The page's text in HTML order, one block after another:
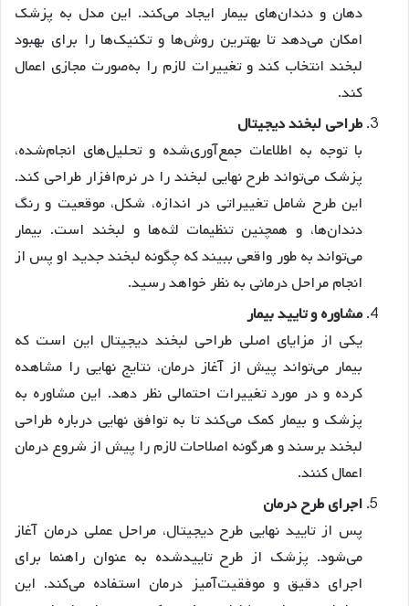
دهان و دندان‌های بیمار ایجاد می‌کند. این مدل به پزشک
امکان می‌دهد تا بهترین روش‌ها و تکنیک‌ها را برای بهبود
لبخند انتخاب کند و تغییرات لازم را به‌صورت مجازی اعمال
کند.
طراحی لبخند دیجیتال
با توجه به اطلاعات جمع‌آوری‌شده و تحلیل‌های انجام‌شده،
پزشک می‌تواند طرح نهایی لبخند را در نرم‌افزار طراحی کند.
این طرح شامل تغییراتی در اندازه، شکل، موقعیت و رنگ
دندان‌ها، و همچنین تنظیمات لثه‌ها و لبخند است. بیمار
می‌تواند به طور واقعی ببیند که چگونه لبخند جدید او پس از
انجام مراحل درمانی به نظر خواهد رسید.
مشاوره و تایید بیمار
یکی از مزایای اصلی طراحی لبخند دیجیتال این است که
بیمار می‌تواند پیش از آغاز درمان، نتایج نهایی را مشاهده
کرده و در مورد تغییرات احتمالی نظر دهد. این مشاوره به
پزشک و بیمار کمک می‌کند تا به توافق نهایی درباره طراحی
لبخند برسند و هرگونه اصلاحات لازم را پیش از شروع درمان
اعمال کنند.
اجرای طرح درمان
پس از تایید نهایی طرح دیجیتال، مراحل عملی درمان آغاز
می‌شود. پزشک از طرح تاییدشده به عنوان راهنما برای
اجرای دقیق و موفقیت‌آمیز درمان استفاده می‌کند. این